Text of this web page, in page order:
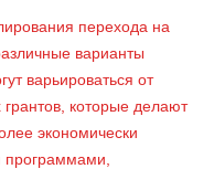
перехода на
варианты
варьироваться от
которые делают
экономически
программами,